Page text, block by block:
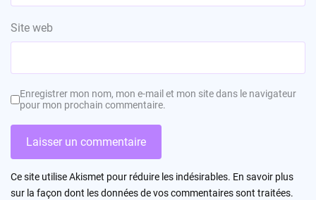
Site web
Enregistrer mon nom, mon e-mail et mon site dans le navigateur
pour mon prochain commentaire.
Ce site utilise Akismet pour réduire les indésirables. En savoir plus
sur la façon dont les données de vos commentaires sont traitées.